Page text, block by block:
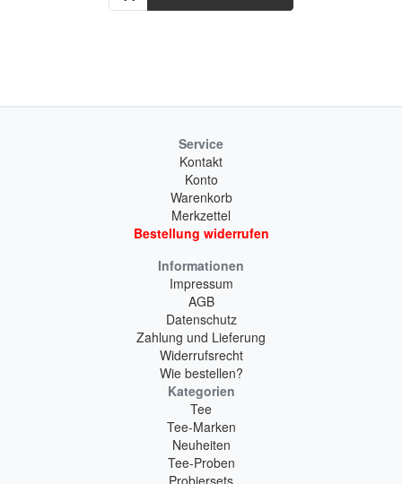
Service
Kontakt
Konto
Warenkorb
Merkzettel
Bestellung widerrufen
Informationen
Impressum
AGB
Datenschutz
Zahlung und Lieferung
Widerrufsrecht
Wie bestellen?
Kategorien
Tee
Tee-Marken
Neuheiten
Tee-Proben
Probiersets